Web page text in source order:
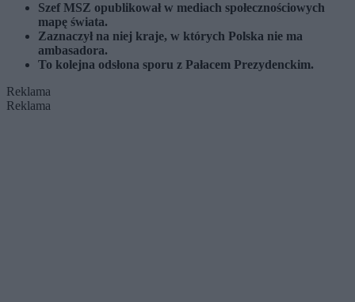
Szef MSZ opublikował w mediach społecznościowych
mapę świata.
Zaznaczył na niej kraje, w których Polska nie ma
ambasadora.
To kolejna odsłona sporu z Pałacem Prezydenckim.
Reklama
Reklama